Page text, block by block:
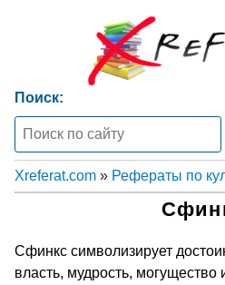
Поиск:
Xreferat.com » Рефераты по
Сфинкс символизирует
власть, мудрость,